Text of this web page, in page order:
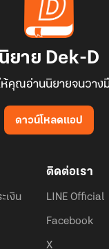
นิยาย Dek-D
ห้คุณอ่านนิยายจนวาง
ดาวน์โหลดแอป
เงิน
ติดต่อเรา
LINE Official
Facebook
X